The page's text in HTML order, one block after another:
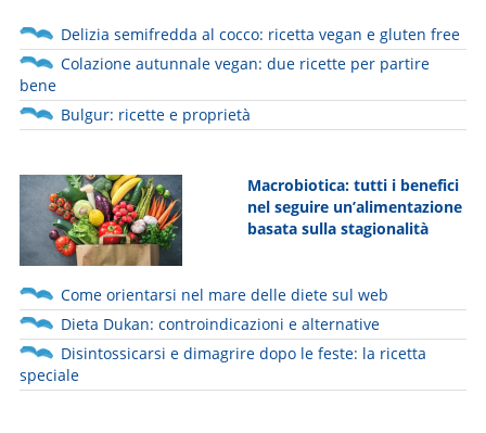
Delizia semifredda al cocco: ricetta vegan e gluten free
Colazione autunnale vegan: due ricette per partire
bene
Bulgur: ricette e proprietà
Macrobiotica: tutti i benefici
nel seguire un’alimentazione
basata sulla stagionalità
Come orientarsi nel mare delle diete sul web
Dieta Dukan: controindicazioni e alternative
Disintossicarsi e dimagrire dopo le feste: la ricetta
speciale